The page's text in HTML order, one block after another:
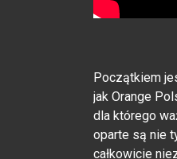
Początkiem
jak Orange
dla którego
oparte są nie
całkowicie